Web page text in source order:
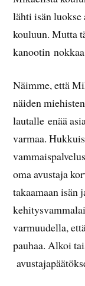
lähti isän
kouluun. Mutta
kanootin
Näimme, että
näiden
lautalle enää
varmaa.
oma avustaja
takaamaan isän
varmuudella,
pauhaa. Alkoi